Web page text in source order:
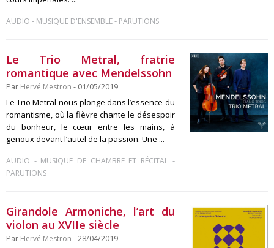
AUDIO - MUSIQUE D'ENSEMBLE- PARUTIONS
Le Trio Metral, fratrie
romantique avec Mendelssohn
Par Hervé Mestron - 01/05/2019
Le Trio Metral nous plonge dans l’essence du
romantisme, où la fièvre chante le désespoir
du bonheur, le cœur entre les mains, à
genoux devant l’autel de la passion. Une ...
AUDIO - MUSIQUE DE CHAMBRE ET RÉCITAL-
PARUTIONS
Girandole Armoniche, l’art du
violon au XVIIe siècle
Par Hervé Mestron - 28/04/2019